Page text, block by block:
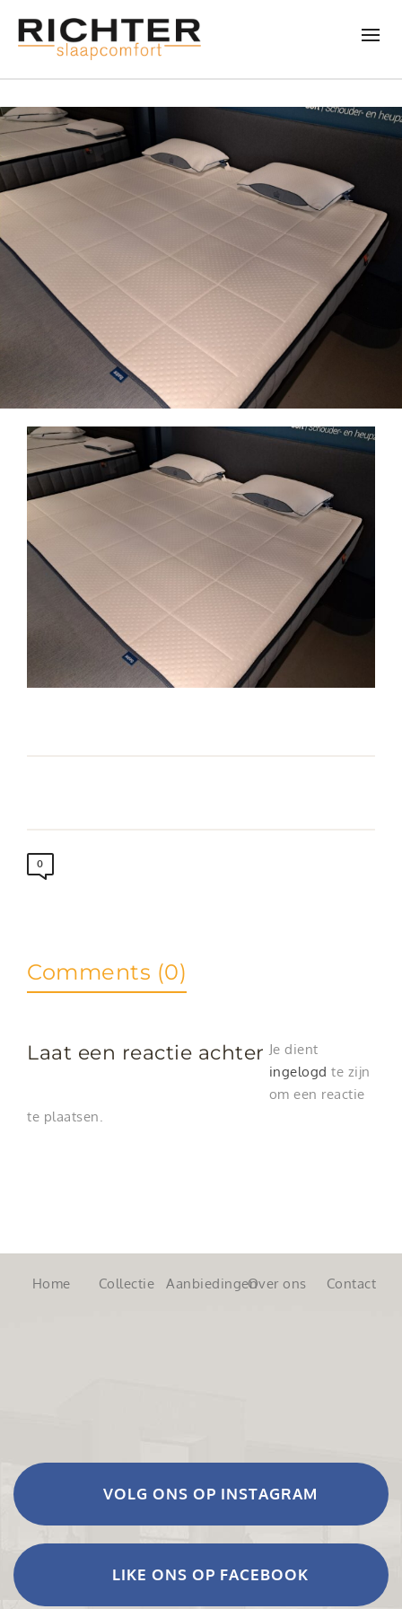
0
Comments (0)
Laat een reactie achter Je dient
ingelogd te zijn
om een reactie
te plaatsen.
Home Collectie AanbiedingenOver ons Contact
VOLG ONS OP INSTAGRAM
LIKE ONS OP FACEBOOK